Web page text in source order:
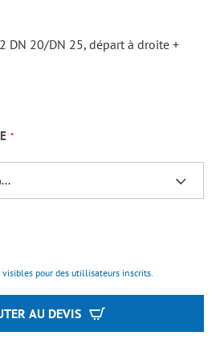
DN 20/DN 25, départ à droite +
pour des utillisateurs inscrits.
AU DEVIS